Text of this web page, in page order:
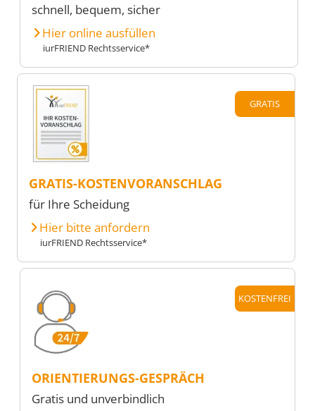
schnell, bequem, sicher
Hier online ausfüllen
iurFRIEND Rechtsservice*
GRATIS
GRATIS-KOSTENVORANSCHLAG
für Ihre Scheidung
Hier bitte anfordern
iurFRIEND Rechtsservice*
KOSTENFREI
ORIENTIERUNGS-GESPRÄCH
Gratis und unverbindlich